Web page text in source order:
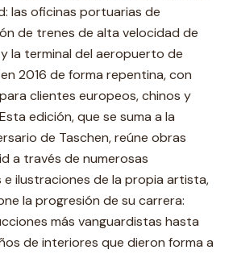
las oficinas portuarias de
de trenes de alta velocidad de
la terminal del aeropuerto de
2016 de forma repentina, con
clientes europeos, chinos y
edición, que se suma a la
de Taschen, reúne obras
a través de numerosas
ilustraciones de la propia artista,
la progresión de su carrera:
más vanguardistas hasta
de interiores que dieron forma a